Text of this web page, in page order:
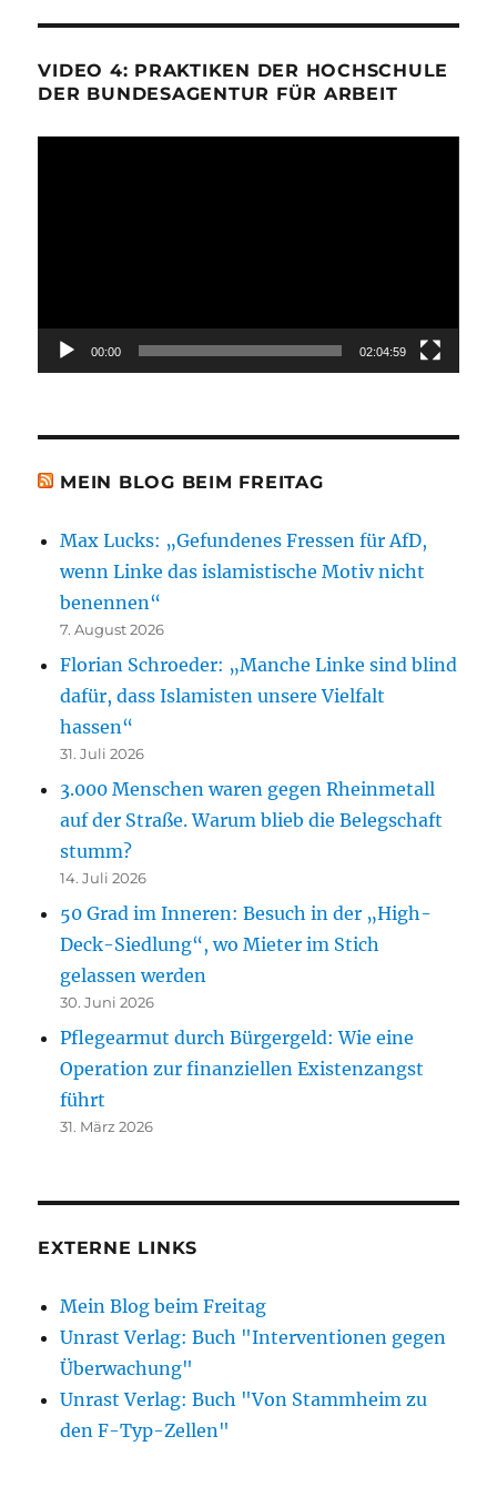
VIDEO 4: PRAKTIKEN DER HOCHSCHULE
DER BUNDESAGENTUR FÜR ARBEIT
00:00 02:04:59
MEIN BLOG BEIM FREITAG
Max Lucks: „Gefundenes Fressen für AfD,
wenn Linke das islamistische Motiv nicht
benennen“
7. August 2026
Florian Schroeder: „Manche Linke sind blind
dafür, dass Islamisten unsere Vielfalt
hassen“
31. Juli 2026
3.000 Menschen waren gegen Rheinmetall
auf der Straße. Warum blieb die Belegschaft
stumm?
14. Juli 2026
50 Grad im Inneren: Besuch in der „High-
Deck-Siedlung“, wo Mieter im Stich
gelassen werden
30. Juni 2026
Pflegearmut durch Bürgergeld: Wie eine
Operation zur finanziellen Existenzangst
führt
31. März 2026
EXTERNE LINKS
Mein Blog beim Freitag
Unrast Verlag: Buch "Interventionen gegen
Überwachung"
Unrast Verlag: Buch "Von Stammheim zu
den F-Typ-Zellen"